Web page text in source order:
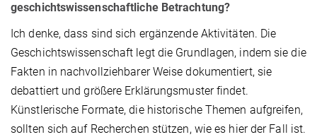
geschichtswissenschaftliche Betrachtung?
Ich denke, dass sind sich ergänzende Aktivitäten. Die
Geschichtswissenschaft legt die Grundlagen, indem sie die
Fakten in nachvollziehbarer Weise dokumentiert, sie
debattiert und größere Erklärungsmuster findet.
Künstlerische Formate, die historische Themen aufgreifen,
sollten sich auf Recherchen stützen, wie es hier der Fall ist.